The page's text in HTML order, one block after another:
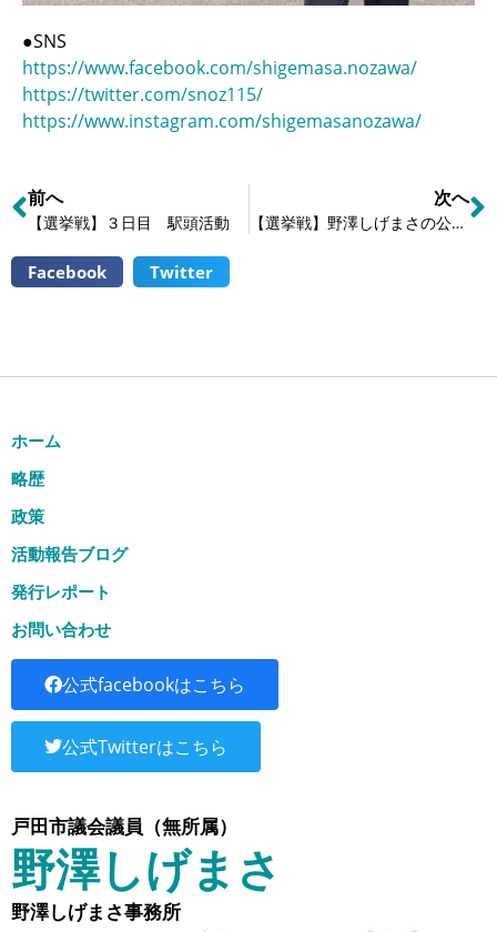
●SNS
https://www.facebook.com/shigemasa.nozawa/
https://twitter.com/snoz115/
https://www.instagram.com/shigemasanozawa/
前へ
【選挙戦】３日目 駅頭活動
次へ
【選挙戦】野澤しげまさの公約② ―《子育てに即戦力》子育て支援で誰一人として取り残さない！
Facebook Twitter
ホーム
略歴
政策
活動報告ブログ
発行レポート
お問い合わせ
公式facebookはこちら
公式Twitterはこちら
戸田市議会議員（無所属）
野澤しげまさ
野澤しげまさ事務所